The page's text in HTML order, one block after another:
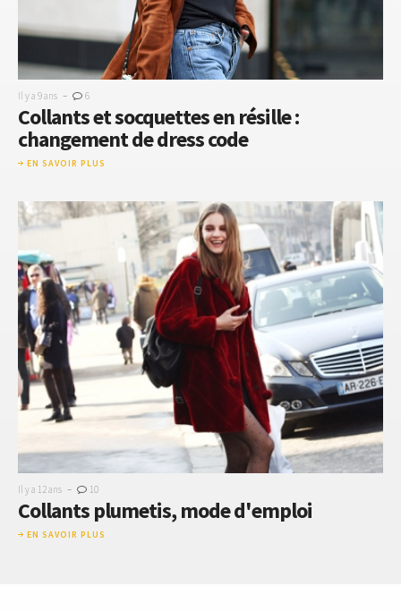
Il y a 9 ans - 6
Collants et socquettes en résille :
changement de dress code
EN SAVOIR PLUS
Il y a 12 ans - 10
Collants plumetis, mode d'emploi
EN SAVOIR PLUS